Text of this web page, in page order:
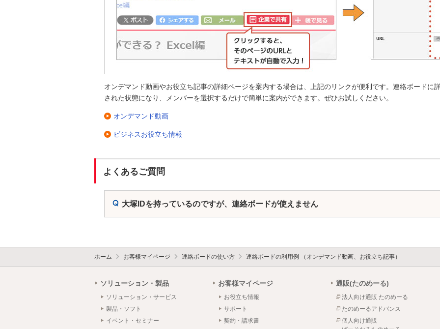
オンデマンド動画やお役立ち記事の詳細ページを案内する場合は、上記のリンクが便利です。連絡ボードに
された状態になり、メンバーを選択するだけで簡単に案内ができます。ぜひお試しください。
オンデマンド動画
ビジネスお役立ち情報
よくあるご質問
大塚IDを持っているのですが、連絡ボードが使えません
ホーム お客様マイページ 連絡ボードの使い方 連絡ボードの利用例 （オンデマンド動画、お役立ち記事）
ソリューション・製品
ソリューション・サービス
製品・ソフト
イベント・セミナー
お客様マイページ
お役立ち情報
サポート
契約・請求書
通販(たのめーる)
法人向け通販 たのめーる
たのめーるアドバンス
個人向け通販